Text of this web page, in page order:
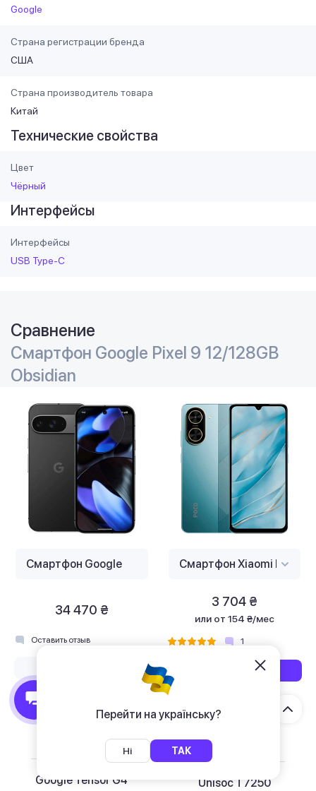
Перейти на українську?
Ні ТАК
Google
Страна регистрации бренда
США
Страна производитель товара
Китай
Технические свойства
Цвет
Чёрный
Интерфейсы
Интерфейсы
USB Type-C
Сравнение
Смартфон Google Pixel 9 12/128GB
Obsidian
34 470 ₴
Оставить отзыв
Диагональ экрана
Google Tensor G4
3 704 ₴
или от 154 ₴/мес
1
Диагональ экрана
Unisoc T7250